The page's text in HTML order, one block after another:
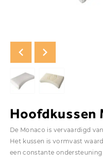
Hoofdkussen
De Monaco is vervaardigd
Het kussen is vormvast
een constante ondersteuning